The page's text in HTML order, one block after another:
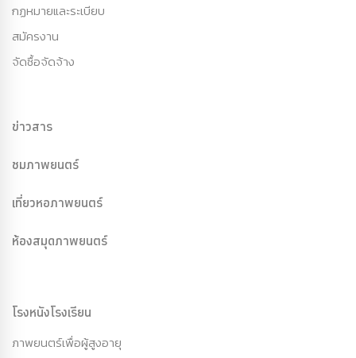
กฏหมายและระเบียบ
สมัครงาน
จัดซื้อจัดจ้าง
ข่าวสาร
ชมภาพยนตร์
เที่ยวหอภาพยนตร์
ห้องสมุดภาพยนตร์
โรงหนังโรงเรียน
ภาพยนตร์เพื่อผู้สูงอายุ